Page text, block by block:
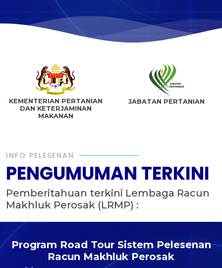
KEMENTERIAN PERTANIAN
DAN KETERJAMINAN
MAKANAN
JABATAN PERTANIAN
INFO PELESENAN
PENGUMUMAN TERKINI
Pemberitahuan terkini Lembaga Racun
Makhluk Perosak (LRMP) :
Program Road Tour Sistem Pelesenan
Racun Makhluk Perosak